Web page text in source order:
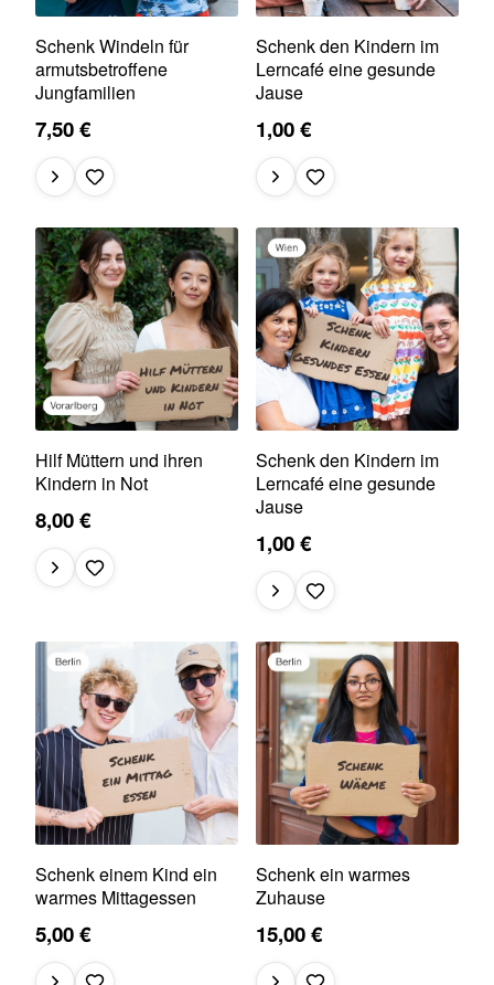
Schenk Windeln für
armutsbetroffene
Jungfamilien
7,50 €
Schenk den Kindern im
Lerncafé eine gesunde
Jause
1,00 €
Hilf Müttern und ihren
Kindern in Not
8,00 €
Schenk den Kindern im
Lerncafé eine gesunde
Jause
1,00 €
Schenk einem Kind ein
warmes Mittagessen
5,00 €
Schenk ein warmes
Zuhause
15,00 €